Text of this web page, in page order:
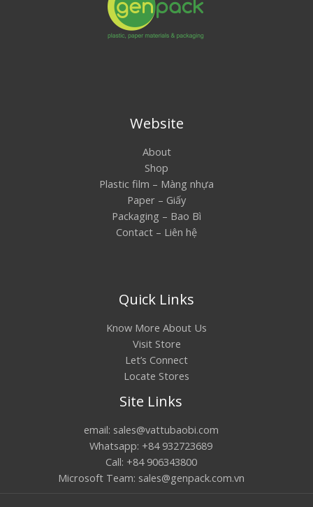
Website
About
Shop
Plastic film – Màng nhựa
Paper – Giấy
Packaging – Bao Bì
Contact – Liên hệ
Quick Links
Know More About Us
Visit Store
Let’s Connect
Locate Stores
Site Links
email: sales@vattubaobi.com
Whatsapp: +84 932723689
Call: +84 906343800
Microsoft Team: sales@genpack.com.vn